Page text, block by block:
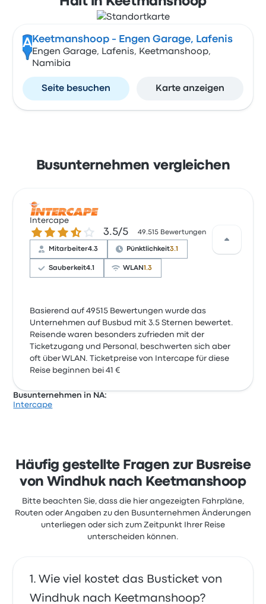
A Keetmanshoop - Engen Garage, Lafenis
Engen Garage, Lafenis, Keetmanshoop,
Namibia
Seite besuchen Karte anzeigen
Busunternehmen vergleichen
Intercape
3.5 von 5 Sternen3.5/5 49.515 Bewertungen
Mitarbeiter4.3 Pünktlichkeit3.1
Sauberkeit4.1 WLAN1.3
Basierend auf 49515 Bewertungen wurde das
Unternehmen auf Busbud mit 3.5 Sternen bewertet.
Reisende waren besonders zufrieden mit der
Ticketzugang und Personal, beschwerten sich aber
oft über WLAN. Ticketpreise von Intercape für diese
Reise beginnen bei 41 €
Busunternehmen in NA:
Intercape
Häufig gestellte Fragen zur Busreise
von Windhuk nach Keetmanshoop
Bitte beachten Sie, dass die hier angezeigten Fahrpläne,
Routen oder Angaben zu den Busunternehmen Änderungen
unterliegen oder sich zum Zeitpunkt Ihrer Reise
unterscheiden können.
Wie viel kostet das Busticket von
Windhuk nach Keetmanshoop?